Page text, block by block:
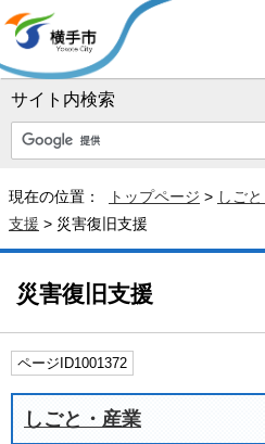
サイト内検索
現在の位置： トップページ > しご
支援 > 災害復旧支援
災害復旧支援
ページID1001372
しごと・産業